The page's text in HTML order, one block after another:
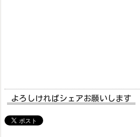
よろしければシェアお願いします